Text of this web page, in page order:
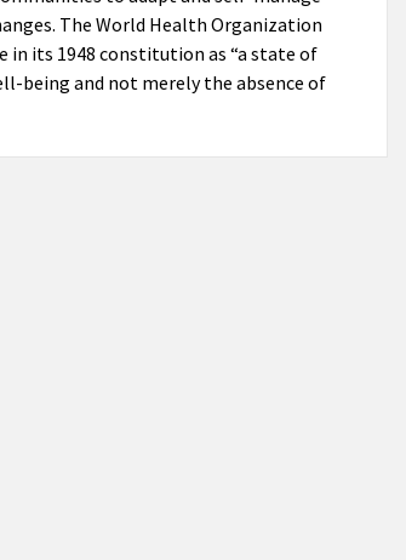
The World Health Organization
in its 1948 constitution as “a state of
being and not merely the absence of